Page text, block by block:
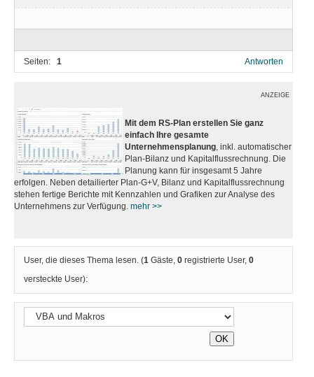
Seiten: 1 Antworten
ANZEIGE
Mit dem RS-Plan erstellen Sie ganz
einfach Ihre gesamte
Unternehmensplanung , inkl. automatischer
Plan-Bilanz und Kapitalflussrechnung. Die
Planung kann für insgesamt 5 Jahre
erfolgen. Neben detailierter Plan-G+V, Bilanz und Kapitalflussrechnung
stehen fertige Berichte mit Kennzahlen und Grafiken zur Analyse des
Unternehmens zur Verfügung. mehr >>
User, die dieses Thema lesen. (1 Gäste,0 registrierte User,0
versteckte User):